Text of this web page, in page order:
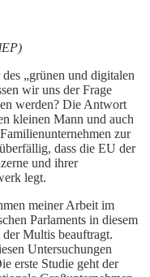
„grünen und digitalen
wir uns der Frage
werden? Die Antwort
kleinen Mann und auch
zur
dass die EU der
und ihrer
legt.
meiner Arbeit im
Parlaments in diesem
Multis beauftragt.
Untersuchungen
erste Studie geht der